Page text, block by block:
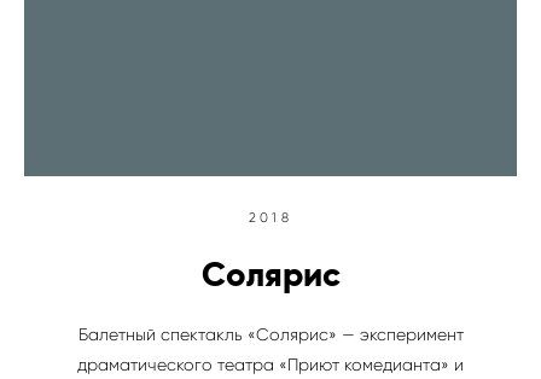
2018
Солярис
Балетный спектакль «Солярис» — эксперимент
драматического театра «Приют комедианта» и